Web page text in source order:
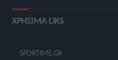
ΧΡΗΣΙΜΑ LIKS
SPORTIME.GR